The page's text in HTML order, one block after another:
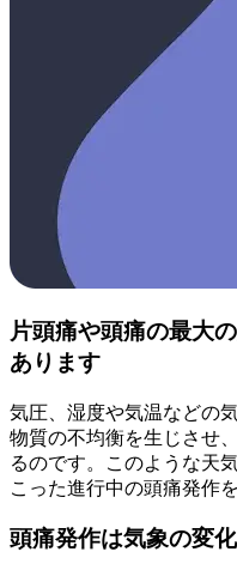
片頭痛や頭痛の最大
あります
気圧、湿度や気温などの
物質の不均衡を生じさせ
るのです。このような天
こった進行中の頭痛発作
頭痛発作は気象の変